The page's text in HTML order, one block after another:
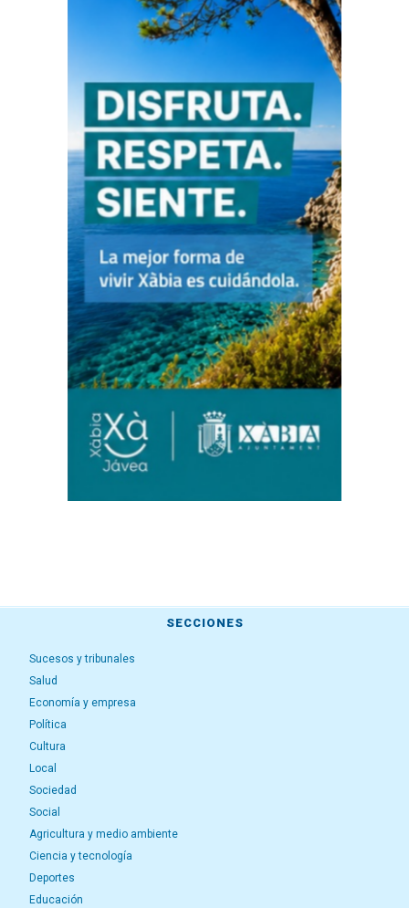
SECCIONES
Sucesos y tribunales
Salud
Economía y empresa
Política
Cultura
Local
Sociedad
Social
Agricultura y medio ambiente
Ciencia y tecnología
Deportes
Educación